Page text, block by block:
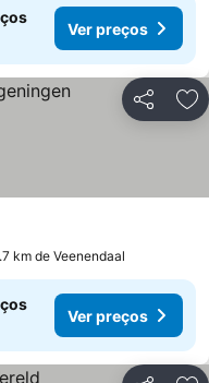
Ver preços
Partilhar
km de Veenendaal
Ver preços